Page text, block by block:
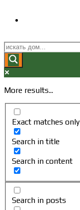
ПОИСК
ПО
ВЕБ-
More results...
Exact matches only
Search in title
Search in content
Search in posts